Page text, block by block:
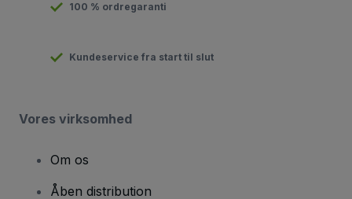
100 % ordregaranti
Kundeservice fra start til slut
Vores virksomhed
Om os
Åben distribution